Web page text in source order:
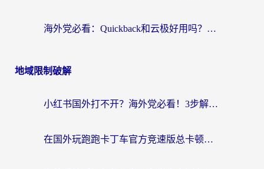
海外党必看：Quickback和云极好用吗？3招教你选对回国加速器（附PC端VPN实测对比）
地域限制破解
小红书国外打不开？海外党必看！3步解决国内影音、生活服务全畅通
在国外玩跑跑卡丁车官方竞速版总卡顿？这篇攻略帮你解决地区限制+低延迟难题